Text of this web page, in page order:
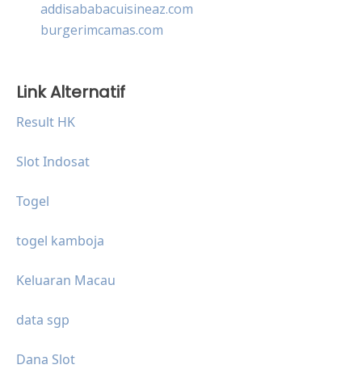
addisababacuisineaz.com
burgerimcamas.com
Link Alternatif
Result HK
Slot Indosat
Togel
togel kamboja
Keluaran Macau
data sgp
Dana Slot